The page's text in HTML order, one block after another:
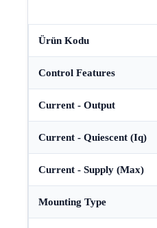
Ürün Kodu
Control Features
Current - Output
Current - Quiescent (Iq)
Current - Supply (Max)
Mounting Type